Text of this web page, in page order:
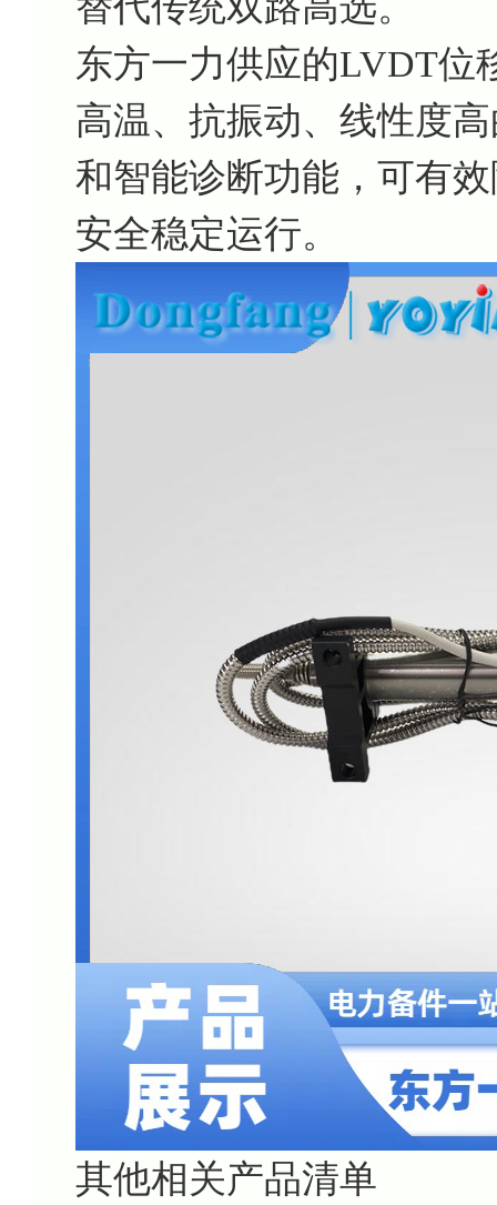
东方一力供应的LVDT位
高温、抗振动、线性度
和智能诊断功能，可有
安全稳定运行。
其他相关产品清单